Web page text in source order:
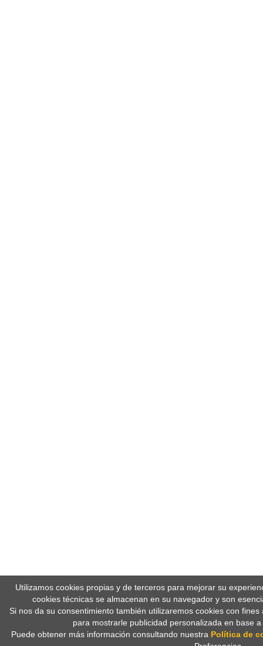
Utilizamos cookies propias y de terceros para mejorar su
cookies técnicas se almacenan en su navegador y son
Si nos da su consentimiento también utilizaremos cookies con
para mostrarle publicidad personalizada en base
Puede obtener más información consultando nuestra Política de